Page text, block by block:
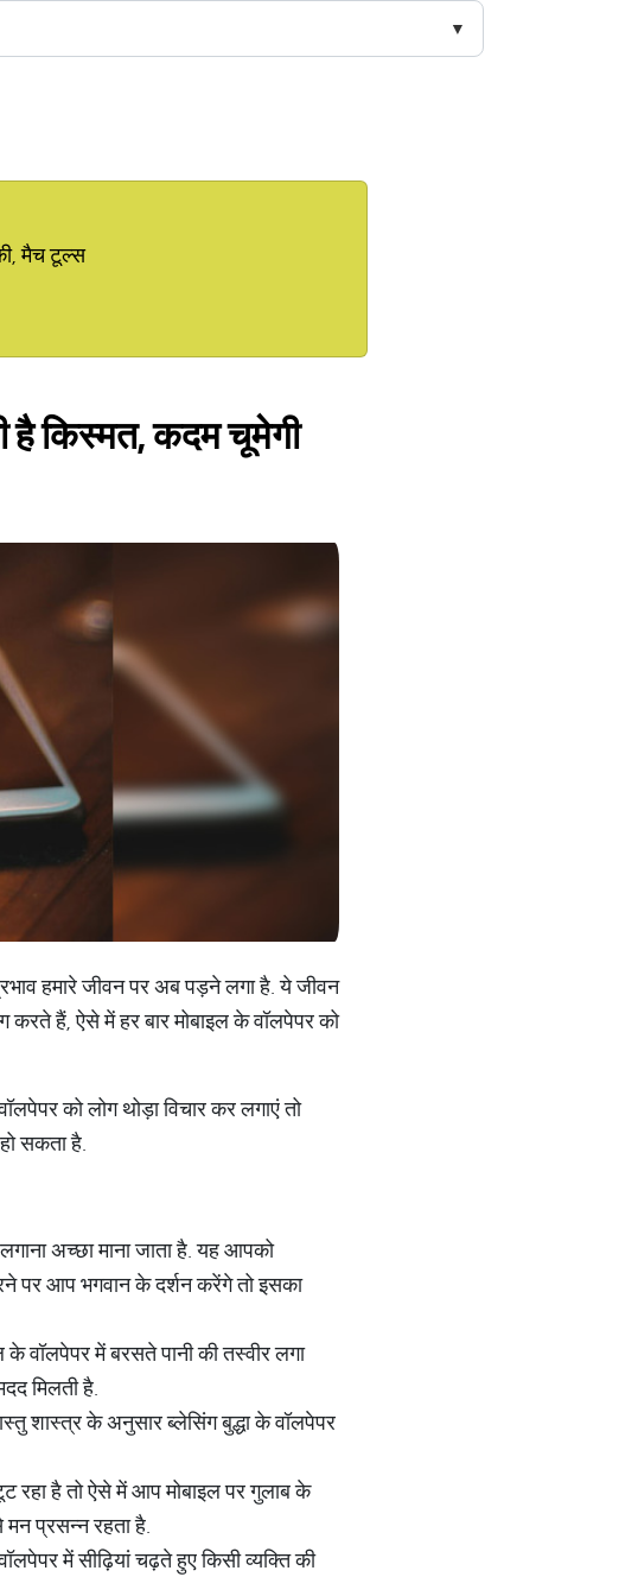
मैच टूल्स
है किस्मत, कदम चूमेगी
हमारे जीवन पर अब पड़ने लगा है. ये जीवन
करते हैं, ऐसे में हर बार मोबाइल के वॉलपेपर को
को लोग थोड़ा विचार कर लगाएं तो
सकता है.
अच्छा माना जाता है. यह आपको
पर आप भगवान के दर्शन करेंगे तो इसका
वॉलपेपर में बरसते पानी की तस्वीर लगा
मिलती है.
शास्त्र के अनुसार ब्लेसिंग बुद्धा के वॉलपेपर
रहा है तो ऐसे में आप मोबाइल पर गुलाब के
प्रसन्न रहता है.
में सीढ़ियां चढ़ते हुए किसी व्यक्ति की